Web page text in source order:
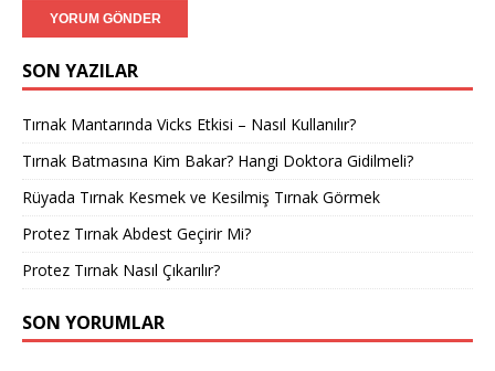
SON YAZILAR
Tırnak Mantarında Vicks Etkisi – Nasıl Kullanılır?
Tırnak Batmasına Kim Bakar? Hangi Doktora Gidilmeli?
Rüyada Tırnak Kesmek ve Kesilmiş Tırnak Görmek
Protez Tırnak Abdest Geçirir Mi?
Protez Tırnak Nasıl Çıkarılır?
SON YORUMLAR